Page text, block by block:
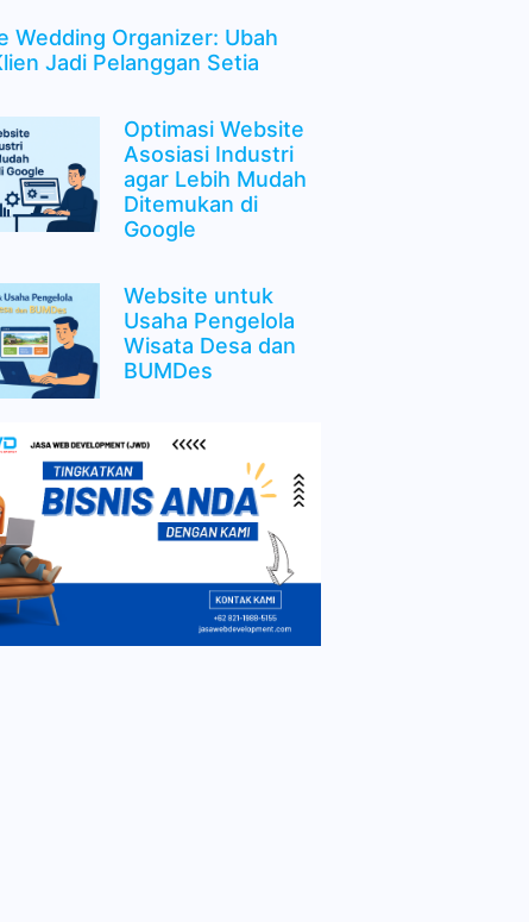
Wedding Organizer: Ubah
Jadi Pelanggan Setia
Optimasi Website
Asosiasi Industri
agar Lebih Mudah
Ditemukan di
Google
Website untuk
Usaha Pengelola
Wisata Desa dan
BUMDes